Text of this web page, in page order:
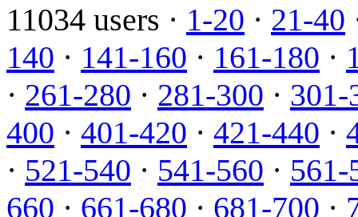
11034 users · 1-20 · 21-40
140 · 141-160 · 161-180 ·
· 261-280 · 281-300 · 301-
400 · 401-420 · 421-440 ·
· 521-540 · 541-560 · 561-
660 · 661-680 · 681-700 ·